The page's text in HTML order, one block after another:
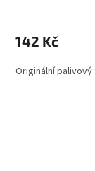
142 Kč
Originální palivový